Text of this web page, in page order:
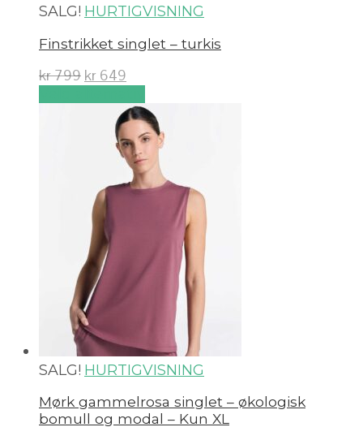
SALG! HURTIGVISNING
Finstrikket singlet – turkis
kr799 kr 649
SALG! HURTIGVISNING
Mørk gammelrosa singlet – økologisk
bomull og modal – Kun XL